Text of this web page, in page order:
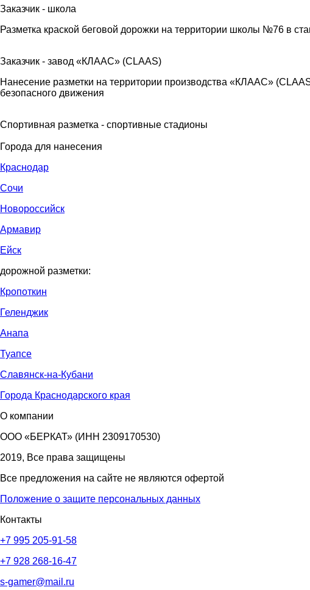
Заказчик - школа
Разметка краской беговой дорожки на территории школы №76 в
Заказчик - завод «КЛААС» (CLAAS)
Нанесение разметки на территории производства «КЛААС»
безопасного движения
Спортивная разметка - спортивные стадионы
Города для нанесения
Краснодар
Сочи
Новороссийск
Армавир
Ейск
дорожной разметки:
Кропоткин
Геленджик
Анапа
Туапсе
Славянск-на-Кубани
Города Краснодарского края
О компании
ООО «БЕРКАТ» (ИНН 2309170530)
2019, Все права защищены
Все предложения на сайте не являются офертой
Положение о защите персональных данных
Контакты
+7 995 205-91-58
+7 928 268-16-47
s-gamer@mail.ru